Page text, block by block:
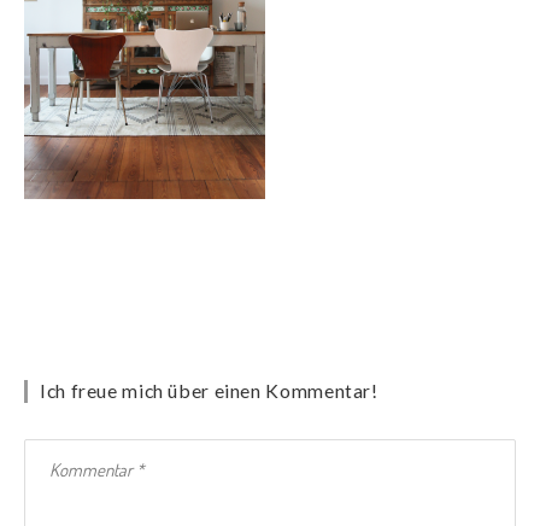
Ich freue mich über einen Kommentar!